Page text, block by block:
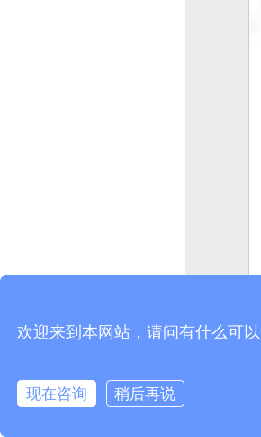
欢迎来到本网站，请问有什么可以
现在咨询
稍后再说
在线咨询